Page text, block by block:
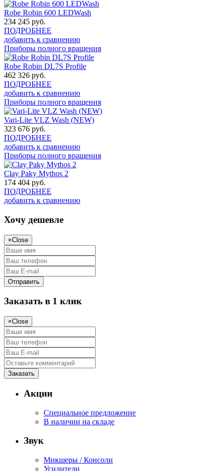
Robe Robin 600 LEDWash
234 245 руб.
ПОДРОБНЕЕ
добавить к сравнению
Приборы полного вращения
Robe Robin DL7S Profile
462 326 руб.
ПОДРОБНЕЕ
добавить к сравнению
Приборы полного вращения
Vari-Lite VLZ Wash (NEW)
323 676 руб.
ПОДРОБНЕЕ
добавить к сравнению
Приборы полного вращения
Clay Paky Mythos 2
174 404 руб.
ПОДРОБНЕЕ
добавить к сравнению
Хочу дешевле
×Close
Заказать в 1 клик
×Close
Акции
Специальное предложение
В наличии на складе
Звук
Микшеры / Консоли
Усилители